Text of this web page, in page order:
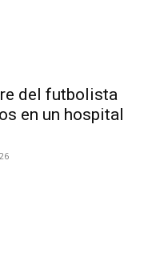
del futbolista
en un hospital